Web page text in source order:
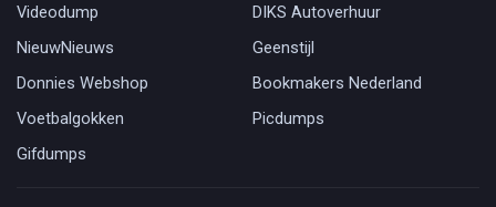
Videodump
DIKS Autoverhuur
NieuwNieuws
Geenstijl
Donnies Webshop
Bookmakers Nederland
Voetbalgokken
Picdumps
Gifdumps